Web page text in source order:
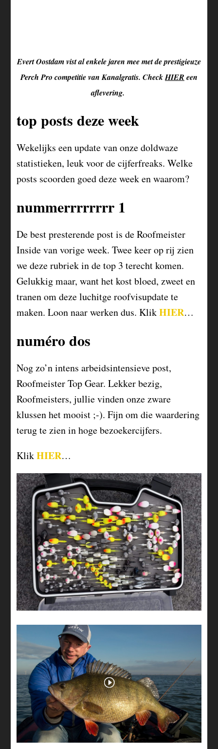
Evert Oostdam vist al enkele jaren mee met de prestigieuze
Perch Pro competitie van Kanalgratis. CheckHIER een
aflevering.
top posts deze week
Wekelijks een update van onze doldwaze
statistieken, leuk voor de cijferfreaks. Welke
posts scoorden goed deze week en waarom?
nummerrrrrrrr 1
De best presterende post is de Roofmeister
Inside van vorige week. Twee keer op rij zien
we deze rubriek in de top 3 terecht komen.
Gelukkig maar, want het kost bloed, zweet en
tranen om deze luchitge roofvisupdate te
maken. Loon naar werken dus. KlikHIER…
numéro dos
Nog zo’n intens arbeidsintensieve post,
Roofmeister Top Gear. Lekker bezig,
Roofmeisters, jullie vinden onze zware
klussen het mooist ;-). Fijn om die waardering
terug te zien in hoge bezoekercijfers.
KlikHIER…